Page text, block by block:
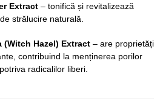
Extract – tonifică și revitalizează
strălucire naturală.
(Witch Hazel) Extract – are proprietăți
contribuind la menținerea porilor
radicalilor liberi.